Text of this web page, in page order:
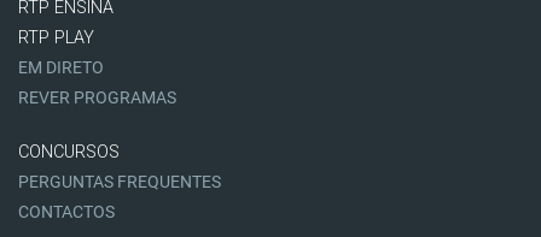
RTP ENSINA
RTP PLAY
EM DIRETO
REVER PROGRAMAS
CONCURSOS
PERGUNTAS FREQUENTES
CONTACTOS